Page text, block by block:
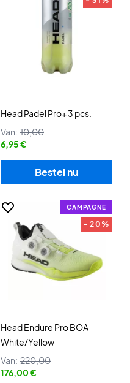
Head Padel Pro+ 3 pcs.
Van: 10,00
6,95 €
Bestel nu
CAMPAGNE
- 20%
Head Endure Pro BOA
White/Yellow
Van: 220,00
176,00 €